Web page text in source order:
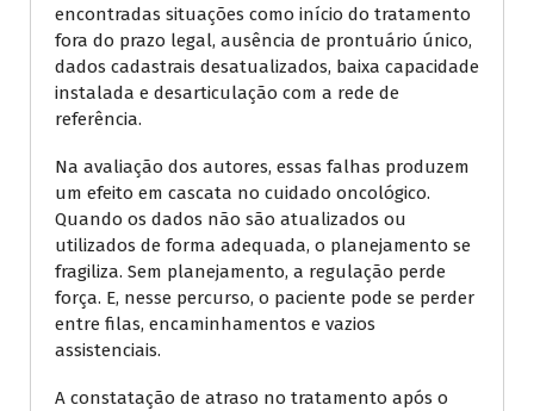
encontradas situações como início do tratamento
fora do prazo legal, ausência de prontuário único,
dados cadastrais desatualizados, baixa capacidade
instalada e desarticulação com a rede de
referência.
Na avaliação dos autores, essas falhas produzem
um efeito em cascata no cuidado oncológico.
Quando os dados não são atualizados ou
utilizados de forma adequada, o planejamento se
fragiliza. Sem planejamento, a regulação perde
força. E, nesse percurso, o paciente pode se perder
entre filas, encaminhamentos e vazios
assistenciais.
A constatação de atraso no tratamento após o